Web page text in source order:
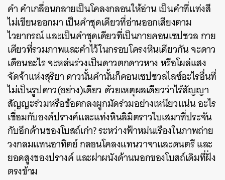
คำ คำเกลื่อนกลายเป็นโคลงกลอนให้อ่าน เป็นคำที่แท่งสี
ไม่เขียนออกมา เป็นคำชุดเดียวที่อ่านออกเสียงตาม
ไวยากรณ์ และเป็นคำชุดเดียวที่เป็นกายคอนเซปชวล กาย
เดียวที่รวมภาพและคำไว้ในกรอบโครงหินเดียวกัน จะดาว
เดือนอะไร จะหล่นร่วงเป็นดาวตกดาวหาง หรือโผล่แสง
จัดจ้าแห่งสุริยา ดาวนั้นคำนั้นก็คอนเซปชวลไลซ์อะไรอื่นที่
ไม่เป็นรูปดาว(อย่าง)เดียว ด้วยเหตุผลเดียวว่าไร้สัญญา
สัญญะร่วมหรือข้อตกลงผูกมัดร่วมอย่างเหนียวแน่น อะไร
เชื่อมกับองค์ปรางค์และแท่งหินลิมิตราวใบเสมาที่ประจัน
กับอีกด้านของโบสถ์เก่า? ระหว่างฟ้าหม่นเรืองในภาพถ่าย
วงกลมแทนอาทิตย์ กลอนโคลงแทนวาจาและดนตรี และ
ยอดสูงของปรางค์ และฝาผนังด้านนอกของโบสถ์เดิมที่ฝั่ง
ตรงข้าม